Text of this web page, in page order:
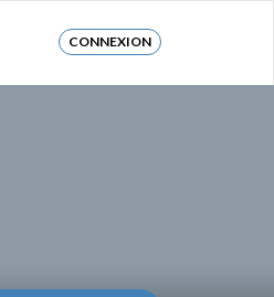
CONNEXION